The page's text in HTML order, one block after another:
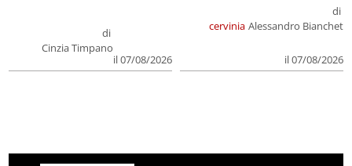
di
Cinzia Timpano
il 07/08/2026
cervinia
di
Alessandro Bianchet
il 07/08/2026